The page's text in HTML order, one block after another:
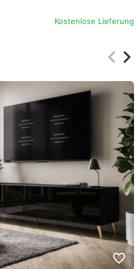
Kostenlose Lieferung
keyboard_arrow_left
keyboard_arrow_right
favorite_border